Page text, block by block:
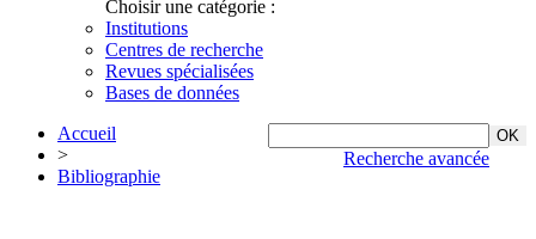
Choisir une catégorie :
Institutions
Centres de recherche
Revues spécialisées
Bases de données
Recherche avancée
Accueil
>
Bibliographie